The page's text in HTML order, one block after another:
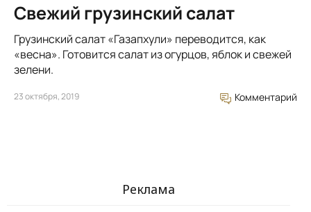
Свежий грузинский салат
Грузинский салат «Газапхули» переводится, как
«весна». Готовится салат из огурцов, яблок и свежей
зелени.
23 октября, 2019 Комментарий
Реклама